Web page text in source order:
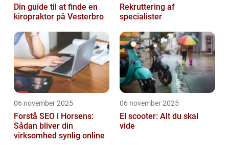
Din guide til at finde en
kiropraktor på Vesterbro
Rekruttering af
specialister
06 november 2025
Forstå SEO i Horsens:
Sådan bliver din
virksomhed synlig online
06 november 2025
El scooter: Alt du skal
vide